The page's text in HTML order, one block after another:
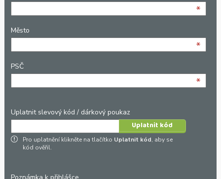
*
Město
*
PSČ
*
Uplatnit slevový kód / dárkový poukaz
Pro uplatnění klikněte na tlačítko Uplatnit kód, aby se
kód ověřil.